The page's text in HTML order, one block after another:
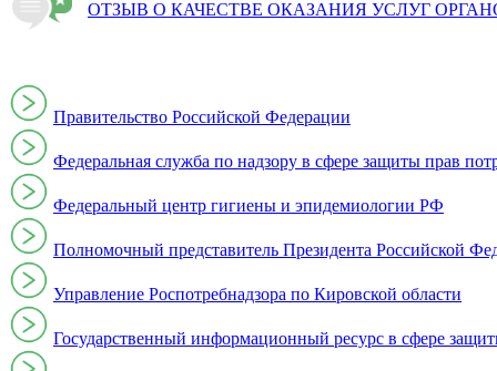
ОТЗЫВ О КАЧЕСТВЕ ОКАЗАНИЯ УСЛУГ
Правительство Российской Федерации
Федеральная служба по надзору в сфере защиты прав
Федеральный центр гигиены и эпидемиологии РФ
Полномочный представитель Президента Российской
Управление Роспотребнадзора по Кировской области
Государственный информационный ресурс в сфере